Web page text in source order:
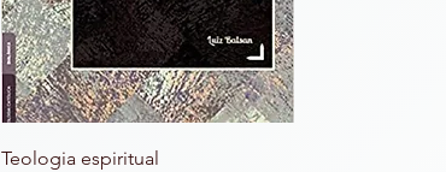
Teologia espiritual